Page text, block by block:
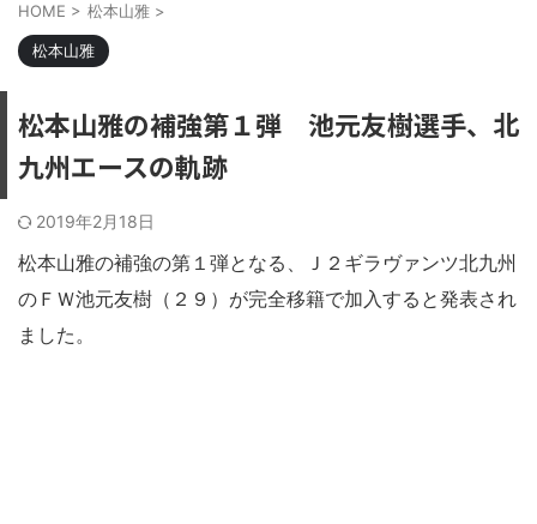
HOME > 松本山雅 >
松本山雅
松本山雅の補強第１弾 池元友樹選手、北
九州エースの軌跡
2019年2月18日
松本山雅の補強の第１弾となる、Ｊ２ギラヴァンツ北九州
のＦＷ池元友樹（２９）が完全移籍で加入すると発表され
ました。